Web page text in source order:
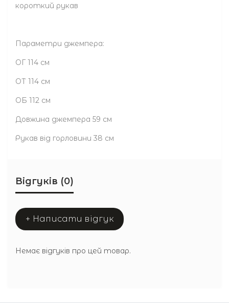
короткий рукав
Параметри джемпера:
ОГ 114 см
ОТ 114 см
ОБ 112 см
Довжина джемпера 59 см
Рукав від горловини 38 см
Відгуків (0)
+ Написати відгук
Немає відгуків про цей товар.